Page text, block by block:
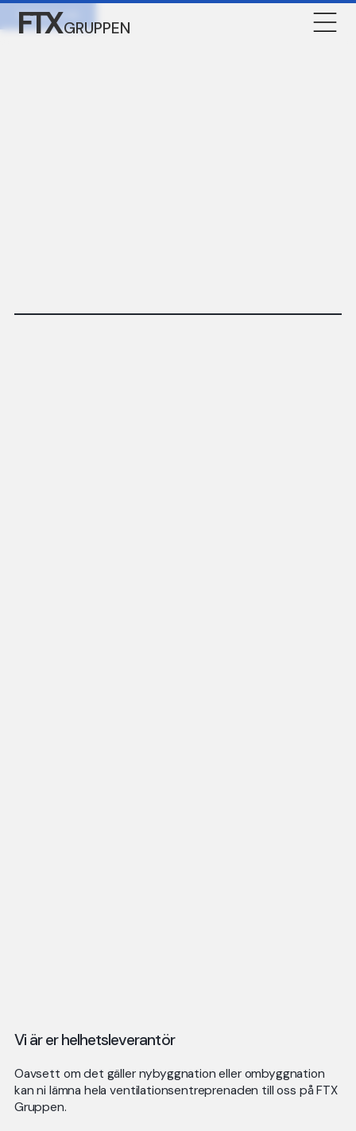
FTXGRUPPEN
KONTAKTA OSS
Vi är er helhetsleverantör
Oavsett om det gäller nybyggnation eller ombyggnation
kan ni lämna hela ventilationsentreprenaden till oss på FTX
Gruppen.